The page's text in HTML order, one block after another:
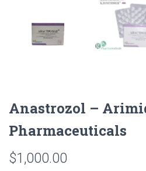
Anastrozol –
Pharmaceuticals
$1,000.00